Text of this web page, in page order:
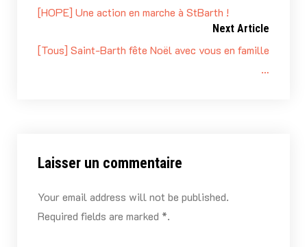
[HOPE] Une action en marche à StBarth !
Next Article
[Tous] Saint-Barth fête Noël avec vous en famille
…
Laisser un commentaire
Your email address will not be published.
Required fields are marked *.